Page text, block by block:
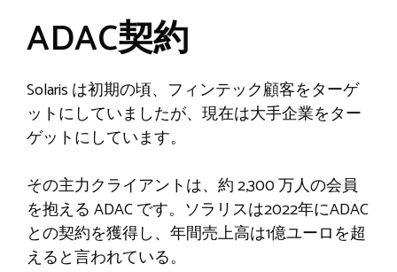
ADAC契約
Solaris は初期の頃、フィンテック顧客をターゲ
ットにしていましたが、現在は大手企業をター
ゲットにしています。
その主力クライアントは、約 2,300 万人の会員
を抱える ADAC です。ソラリスは2022年にADAC
との契約を獲得し、年間売上高は1億ユーロを超
えると言われている。